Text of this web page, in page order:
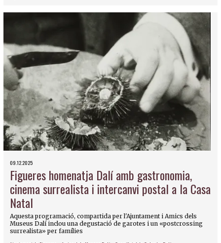
09.12.2025
Figueres homenatja Dalí amb gastronomia,
cinema surrealista i intercanvi postal a la Casa
Natal
Aquesta programació, compartida per l'Ajuntament i Amics dels
Museus Dalí inclou una degustació de garotes i un «postcrossing
surrealista» per famílies